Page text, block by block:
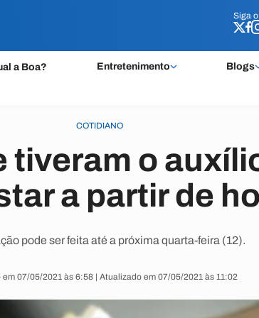
Siga o
a Boa? Entretenimento Blogs
Siga o
COTIDIANO
tiveram o
a partir de
pode ser feita até a próxima quarta-feira (12).
em 07/05/2021 às 6:58 | Atualizado em 07/05/2021 às 11:02